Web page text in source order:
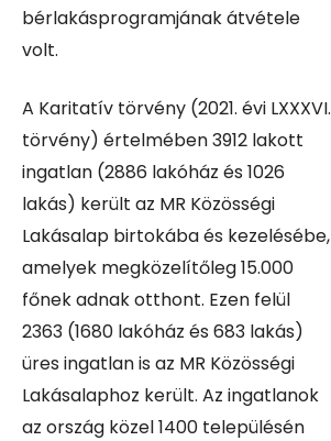
bérlakásprogramjának átvétele
volt.
A Karitatív törvény (2021. évi LXXXVI.
törvény) értelmében 3912 lakott
ingatlan (2886 lakóház és 1026
lakás) került az MR Közösségi
Lakásalap birtokába és kezelésébe,
amelyek megközelítőleg 15.000
főnek adnak otthont. Ezen felül
2363 (1680 lakóház és 683 lakás)
üres ingatlan is az MR Közösségi
Lakásalaphoz került. Az ingatlanok
az ország közel 1400 településén